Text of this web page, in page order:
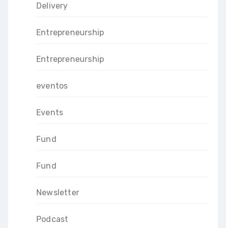
Delivery
Entrepreneurship
Entrepreneurship
eventos
Events
Fund
Fund
Newsletter
Podcast